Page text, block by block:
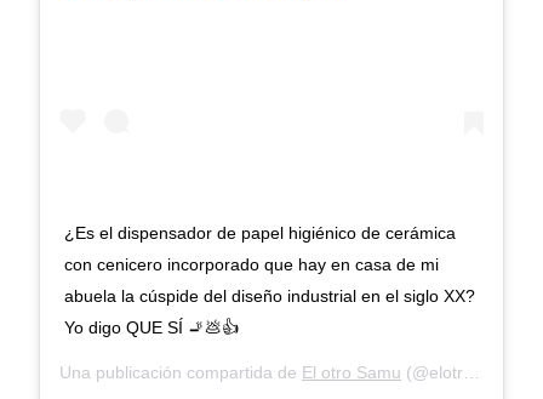
¿Es el dispensador de papel higiénico de cerámica
con cenicero incorporado que hay en casa de mi
abuela la cúspide del diseño industrial en el siglo XX?
Yo digo QUE SÍ 🚬💩👍
Una publicación compartida de El otro Samu (@elotrosamu) el